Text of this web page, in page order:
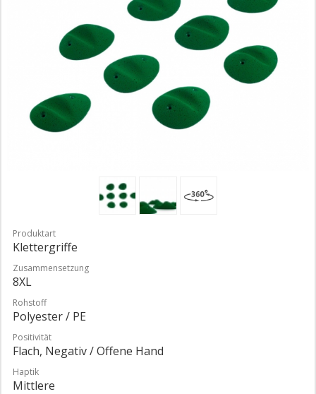
Produktart
Klettergriffe
Zusammensetzung
8XL
Rohstoff
Polyester / PE
Positivität
Flach, Negativ / Offene Hand
Haptik
Mittlere